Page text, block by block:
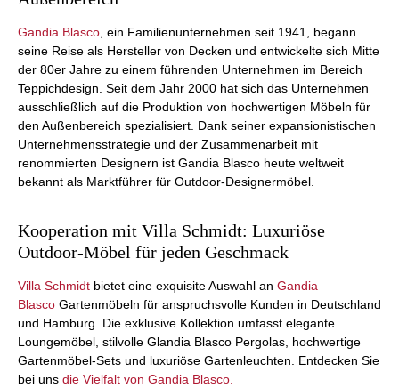
Gandia Blasco, ein Familienunternehmen seit 1941, begann
seine Reise als Hersteller von Decken und entwickelte sich Mitte
der 80er Jahre zu einem führenden Unternehmen im Bereich
Teppichdesign. Seit dem Jahr 2000 hat sich das Unternehmen
ausschließlich auf die Produktion von hochwertigen Möbeln für
den Außenbereich spezialisiert. Dank seiner expansionistischen
Unternehmensstrategie und der Zusammenarbeit mit
renommierten Designern ist Gandia Blasco heute weltweit
bekannt als Marktführer für Outdoor-Designermöbel.
Kooperation mit Villa Schmidt: Luxuriöse
Outdoor-Möbel für jeden Geschmack
Villa Schmidt bietet eine exquisite Auswahl an Gandia
Blasco Gartenmöbeln für anspruchsvolle Kunden in Deutschland
und Hamburg. Die exklusive Kollektion umfasst elegante
Loungemöbel, stilvolle Glandia Blasco Pergolas, hochwertige
Gartenmöbel-Sets und luxuriöse Gartenleuchten. Entdecken Sie
bei uns die Vielfalt von Gandia Blasco.